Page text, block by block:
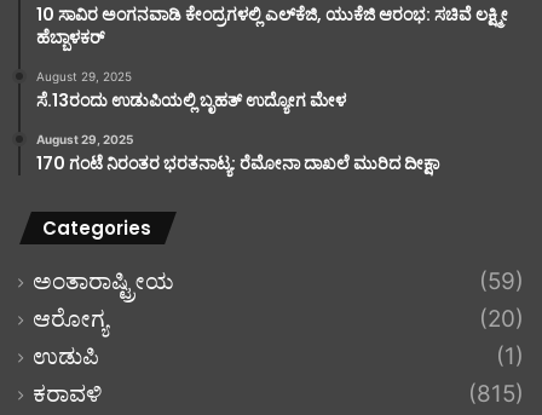
10 ಸಾವಿರ ಅಂಗನವಾಡಿ ಕೇಂದ್ರಗಳಲ್ಲಿ ಎಲ್‌ಕೆಜಿ, ಯುಕೆಜಿ ಆರಂಭ: ಸಚಿವೆ ಲಕ್ಷ್ಮೀ
ಹೆಬ್ಬಾಳಕರ್
August 29, 2025
ಸೆ.13ರಂದು ಉಡುಪಿಯಲ್ಲಿ ಬೃಹತ್ ಉದ್ಯೋಗ ಮೇಳ
August 29, 2025
170 ಗಂಟೆ ನಿರಂತರ ಭರತನಾಟ್ಯ: ರೆಮೋನಾ ದಾಖಲೆ ಮುರಿದ ದೀಕ್ಷಾ
Categories
ಅಂತಾರಾಷ್ಟ್ರೀಯ
(59)
ಆರೋಗ್ಯ
(20)
ಉಡುಪಿ
(1)
ಕರಾವಳಿ
(815)